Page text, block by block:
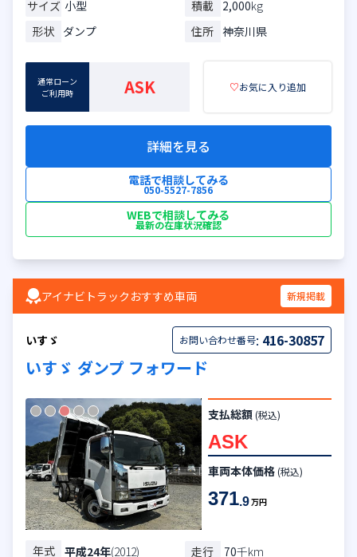
サイズ 小型 積載 2,000kg
形状 ダンプ 住所 神奈川県
通常ローン
ご利用時
ASK ♡お気に入り追加
詳細を見る
電話で相談してみる
050-5527-7856
WEBで相談してみる
最新の在庫状況確認
アイナビトラックおすすめ車両 新規掲載
いすゞ お問い合わせ番号: 416-30857
いすゞ ダンプ フォワード
支払総額 (税込)
ASK
車両本体価格 (税込)
371.9万円
年式 平成24年(2012) 走行 70千km